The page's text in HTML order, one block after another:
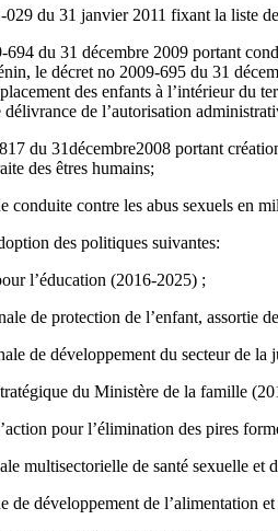
029 du 31 janvier 2011 fixant la liste
du 31 décembre 2009 portant
le décret no 2009‑695 du 31
des enfants à l’intérieur du
de l’autorisation
du 31décembre2008 portant
des êtres humains;
conduite contre les abus sexuels en
des politiques suivantes:
l’éducation (2016-2025) ;
de protection de l’enfant, assortie
de développement du secteur de la
du Ministère de la famille
pour l’élimination des pires
multisectorielle de santé sexuelle et
de développement de l’alimentation